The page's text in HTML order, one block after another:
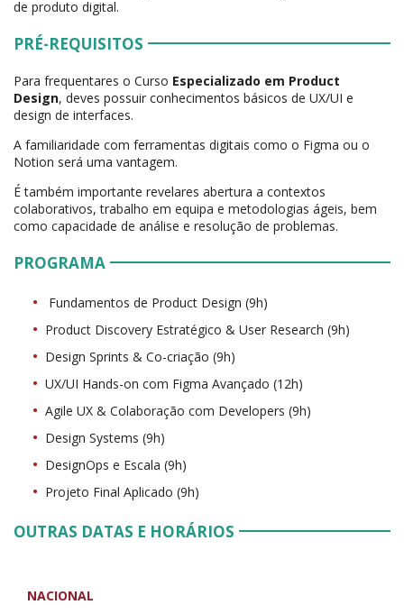
de produto digital.
PRÉ-REQUISITOS
Para frequentares o Curso Especializado em Product
Design, deves possuir conhecimentos básicos de UX/UI e
design de interfaces.
A familiaridade com ferramentas digitais como o Figma ou o
Notion será uma vantagem.
É também importante revelares abertura a contextos
colaborativos, trabalho em equipa e metodologias ágeis, bem
como capacidade de análise e resolução de problemas.
PROGRAMA
Fundamentos de Product Design (9h)
Product Discovery Estratégico & User Research (9h)
Design Sprints & Co-criação (9h)
UX/UI Hands-on com Figma Avançado (12h)
Agile UX & Colaboração com Developers (9h)
Design Systems (9h)
DesignOps e Escala (9h)
Projeto Final Aplicado (9h)
OUTRAS DATAS E HORÁRIOS
NACIONAL